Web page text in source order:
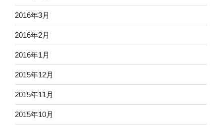
2016年3月
2016年2月
2016年1月
2015年12月
2015年11月
2015年10月